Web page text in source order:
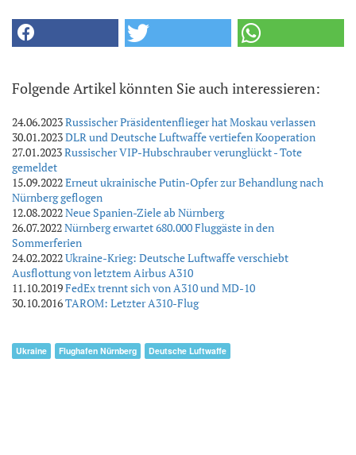
Folgende Artikel könnten Sie auch interessieren:
24.06.2023Russischer Präsidentenflieger hat Moskau verlassen
30.01.2023DLR und Deutsche Luftwaffe vertiefen Kooperation
27.01.2023Russischer VIP-Hubschrauber verunglückt - Tote
gemeldet
15.09.2022Erneut ukrainische Putin-Opfer zur Behandlung nach
Nürnberg geflogen
12.08.2022Neue Spanien-Ziele ab Nürnberg
26.07.2022Nürnberg erwartet 680.000 Fluggäste in den
Sommerferien
24.02.2022Ukraine-Krieg: Deutsche Luftwaffe verschiebt
Ausflottung von letztem Airbus A310
11.10.2019FedEx trennt sich von A310 und MD-10
30.10.2016TAROM: Letzter A310-Flug
Ukraine Flughafen Nürnberg Deutsche Luftwaffe